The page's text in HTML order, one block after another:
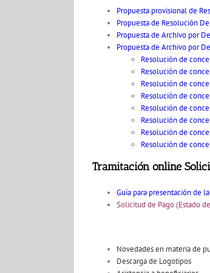
Propuesta provisional de
Propuesta de Resolución
Propuesta de Archivo por
Propuesta de Archivo por
Resolución de
Resolución de
Resolución de
Resolución de
Resolución de
Resolución de
Resolución de
Resolución de
Tramitación online
Guía para presentación de
Solicitud de Pago (Estado
Novedades en materia de
Descarga de Logotipos